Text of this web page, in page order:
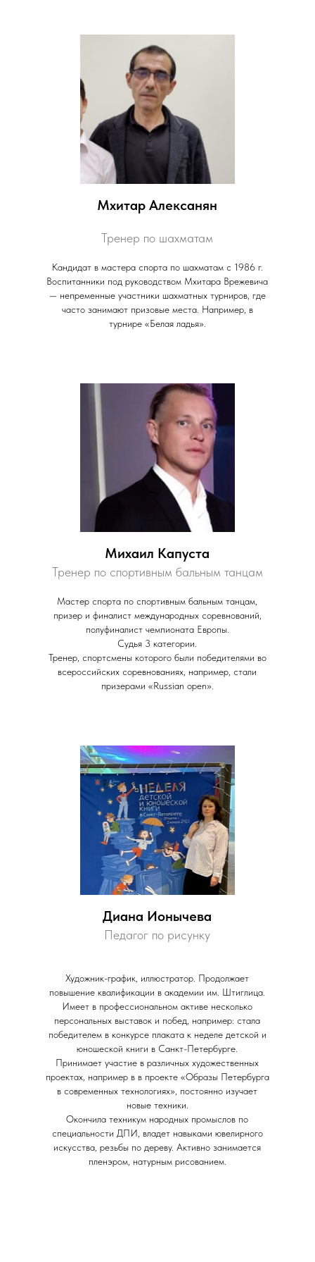
Мхитар Алексанян
Тренер по шахматам
Кандидат в мастера спорта по шахматам с 1986 г.
Воспитанники под руководством Мхитара Врежевича
— непременные участники шахматных турниров, где
часто занимают призовые места. Например, в
турнире «Белая ладья».
Михаил Капуста
Тренер по спортивным бальным танцам
Мастер спорта по спортивным бальным танцам,
призер и финалист международных соревнований,
полуфиналист чемпионата Европы.
Судья 3 категории.
Тренер, спортсмены которого были победителями во
всероссийских соревнованиях, например, стали
призерами «Russian open».
Диана Ионычева
Педагог по рисунку
Художник-график, иллюстратор. Продолжает
повышение квалификации в академии им. Штиглица.
Имеет в профессиональном активе несколько
персональных выставок и побед, например: стала
победителем в конкурсе плаката к неделе детской и
юношеской книги в Санкт-Петербурге.
Принимает участие в различных художественных
проектах, например в в проекте «Образы Петербурга
в современных технологиях», постоянно изучает
новые техники.
Окончила техникум народных промыслов по
специальности ДПИ, владет навыками ювелирного
искусства, резьбы по дереву. Активно занимается
пленэром, натурным рисованием.